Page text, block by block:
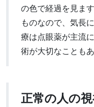
の色で経過を見ま
ものなので、気長
療は点眼薬が主流
術が大切なこともあ
正常の人の